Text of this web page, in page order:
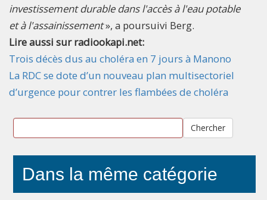
investissement durable dans l'accès à l'eau potable
et à l'assainissement», a poursuivi Berg.
Lire aussi sur radiookapi.net:
Trois décès dus au choléra en 7 jours à Manono
La RDC se dote d’un nouveau plan multisectoriel
d’urgence pour contrer les flambées de choléra
Chercher
Dans la même catégorie